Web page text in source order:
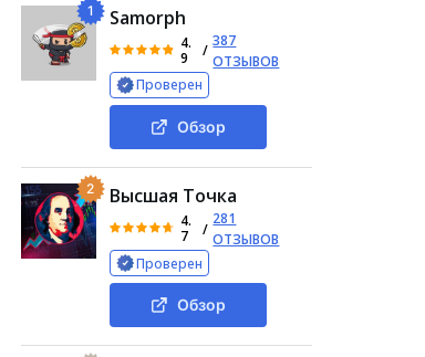
Деятельность Overceepen Com
1 Samorph
4.
9
/
387
ОТЗЫВОВ
Проверен
Обзор
2 Высшая Точка
4.
7
/
281
ОТЗЫВОВ
Проверен
Обзор